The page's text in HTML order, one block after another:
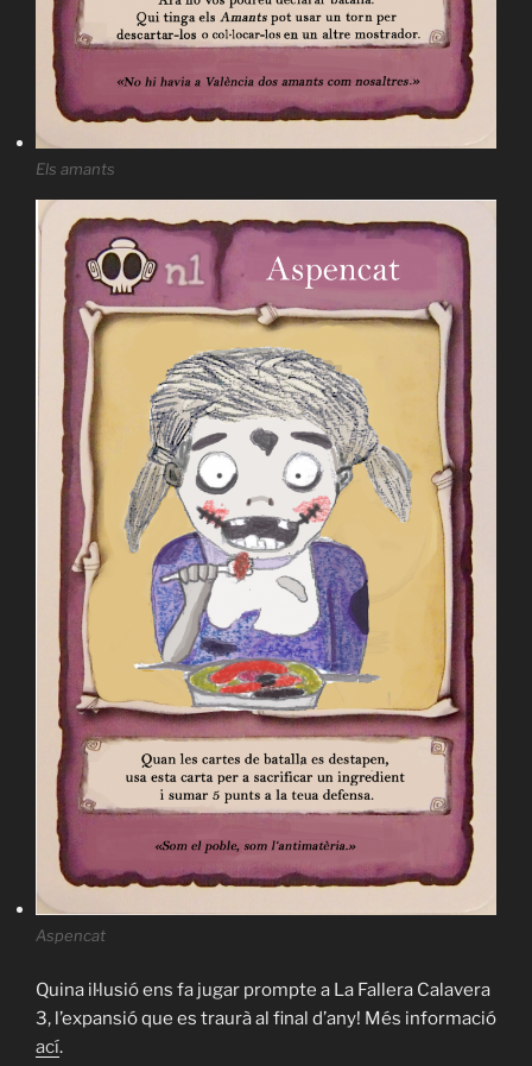
Els amants
Aspencat
Quina il·lusió ens fa jugar prompte a La Fallera Calavera
3, l’expansió que es traurà al final d’any! Més informació
ací.